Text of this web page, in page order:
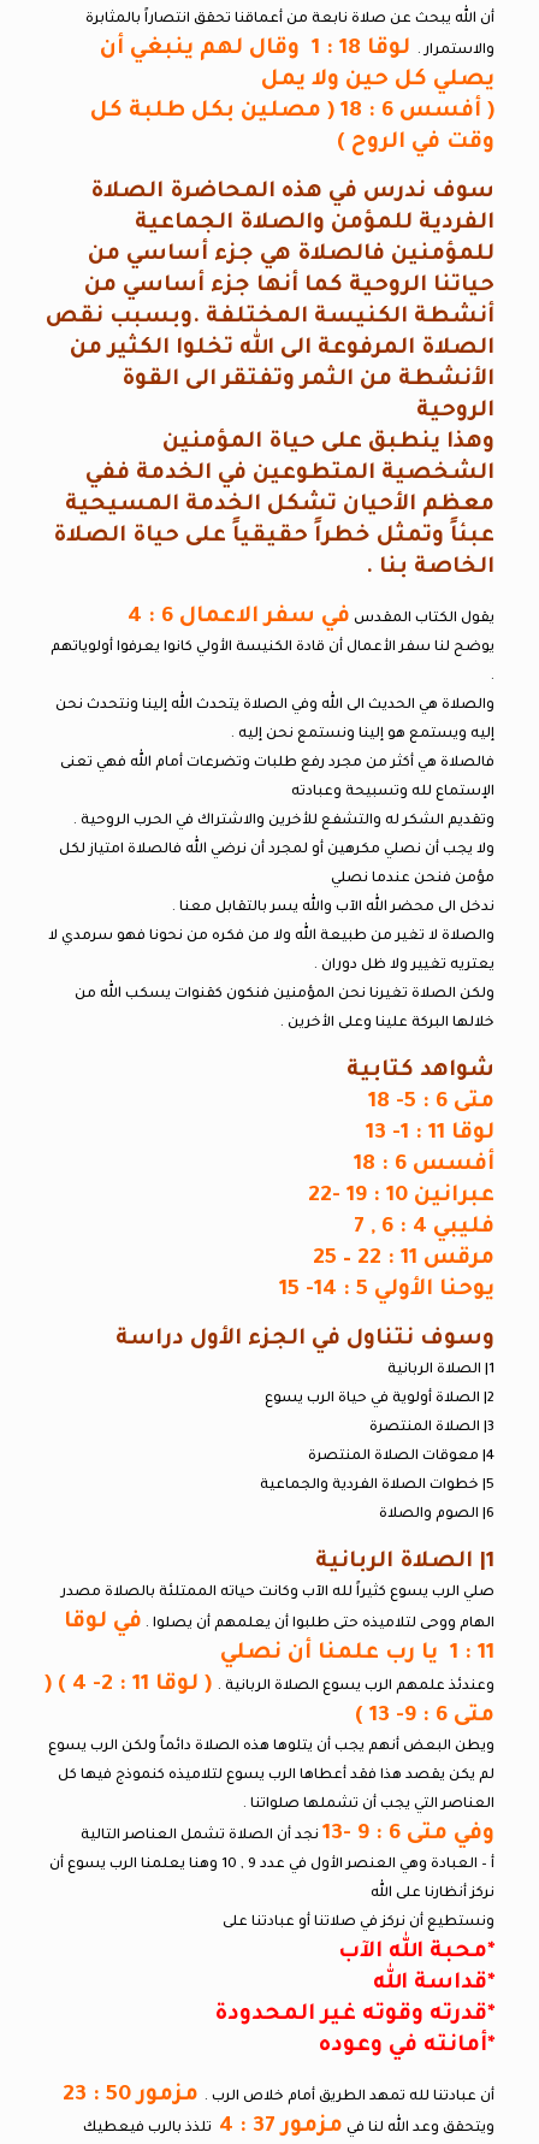
أن الله يبحث عن صلاة نابعة من أعماقنا تحقق انتصاراً بالمثابرة
والاستمرار .
لوقا 18 : 1 وقال لهم ينبغي أن
يصلي كل حين ولا يمل
( أفسس 6 : 18 ( مصلين بكل طلبة كل
وقت في الروح )
سوف ندرس في هذه المحاضرة الصلاة
الفردية للمؤمن والصلاة الجماعية
للمؤمنين فالصلاة هي جزء أساسي من
حياتنا الروحية كما أنها جزء أساسي من
أنشطة الكنيسة المختلفة .وبسبب نقص
الصلاة المرفوعة الى الله تخلوا الكثير من
الأنشطة من الثمر وتفتقر الى القوة
الروحية
وهذا ينطبق على حياة المؤمنين
الشخصية المتطوعين في الخدمة ففي
معظم الأحيان تشكل الخدمة المسيحية
عبئاً وتمثل خطراً حقيقياً على حياة الصلاة
الخاصة بنا .
يقول الكتاب المقدس في سفر الاعمال 6 : 4
يوضح لنا سفر الأعمال أن قادة الكنيسة الأولي كانوا يعرفوا أولوياتهم
.
والصلاة هي الحديث الى الله وفي الصلاة يتحدث الله إلينا ونتحدث نحن
إليه ويستمع هو إلينا ونستمع نحن إليه .
فالصلاة هي أكثر من مجرد رفع طلبات وتضرعات أمام الله فهي تعنى
الإستماع لله وتسبيحة وعبادته
وتقديم الشكر له والتشفع للأخرين والاشتراك في الحرب الروحية .
ولا يجب أن نصلي مكرهين أو لمجرد أن نرضي الله فالصلاة امتياز لكل
مؤمن فنحن عندما نصلي
ندخل الى محضر الله الآب والله يسر بالتقابل معنا .
والصلاة لا تغير من طبيعة الله ولا من فكره من نحونا فهو سرمدي لا
يعتريه تغيير ولا ظل دوران .
ولكن الصلاة تغيرنا نحن المؤمنين فنكون كقنوات يسكب الله من
خلالها البركة علينا وعلى الأخرين .
شواهد كتابية
متى 6 : 5- 18
لوقا 11 : 1- 13
أفسس 6 : 18
عبرانين 10 : 19 -22
فليبي 4 : 6 , 7
مرقس 11 : 22 – 25
يوحنا الأولي 5 : 14- 15
وسوف نتناول في الجزء الأول دراسة
1| الصلاة الربانية
2| الصلاة أولوية في حياة الرب يسوع
3| الصلاة المنتصرة
4| معوقات الصلاة المنتصرة
5| خطوات الصلاة الفردية والجماعية
6| الصوم والصلاة
1| الصلاة الربانية
صلي الرب يسوع كثيراً لله الآب وكانت حياته الممتلئة بالصلاة مصدر
الهام ووحى لتلاميذه حتى طلبوا أن يعلمهم أن يصلوا . في لوقا
11 : 1 يا رب علمنا أن نصلي
وعندئذ علمهم الرب يسوع الصلاة الربانية .
( لوقا 11 : 2- 4 ) (
متى 6 : 9- 13 )
ويطن البعض أنهم يجب أن يتلوها هذه الصلاة دائماً ولكن الرب يسوع
لم يكن يقصد هذا فقد أعطاها الرب يسوع لتلاميذه كنموذج فيها كل
العناصر التي يجب أن تشملها صلواتنا .
وفي متى 6 : 9 -13
نجد أن الصلاة تشمل العناصر التالية
أ – العبادة وهي العنصر الأول في عدد 9 , 10 وهنا يعلمنا الرب يسوع أن
نركز أنظارنا على الله
ونستطيع أن نركز في صلاتنا أو عبادتنا على
*محبة الله الآب
*قداسة الله
*قدرته وقوته غير المحدودة
*أمانته في وعوده
أن عبادتنا لله تمهد الطريق أمام خلاص الرب . مزمور 50 : 23
ويتحقق وعد الله لنا في مزمور 37 : 4 تلذذ بالرب فيعطيك